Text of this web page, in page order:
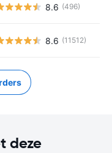
8.6 (496)
8.6 (11512)
deze